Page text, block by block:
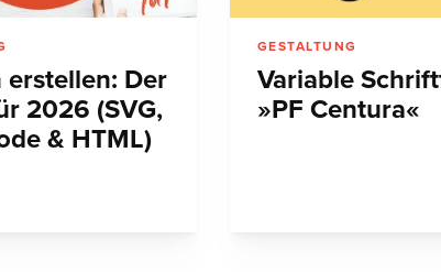
erstellen: Der
2026 (SVG,
& HTML)
GESTALTUNG
Variable
»PF Centura«